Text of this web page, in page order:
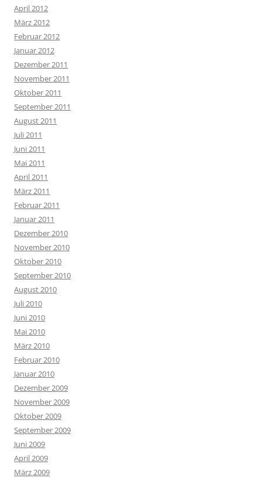
April 2012
März 2012
Februar 2012
Januar 2012
Dezember 2011
November 2011
Oktober 2011
September 2011
August 2011
Juli 2011
Juni 2011
Mai 2011
April 2011
März 2011
Februar 2011
Januar 2011
Dezember 2010
November 2010
Oktober 2010
September 2010
August 2010
Juli 2010
Juni 2010
Mai 2010
März 2010
Februar 2010
Januar 2010
Dezember 2009
November 2009
Oktober 2009
September 2009
Juni 2009
April 2009
März 2009